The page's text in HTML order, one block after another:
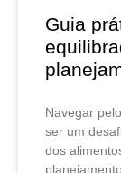
Guia
Navegar
ser um
dos